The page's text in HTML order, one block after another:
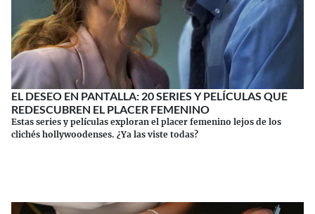
EL DESEO EN PANTALLA: 20 SERIES Y PELÍCULAS QUE
REDESCUBREN EL PLACER FEMENINO
Estas series y películas exploran el placer femenino lejos de los
clichés hollywoodenses. ¿Ya las viste todas?